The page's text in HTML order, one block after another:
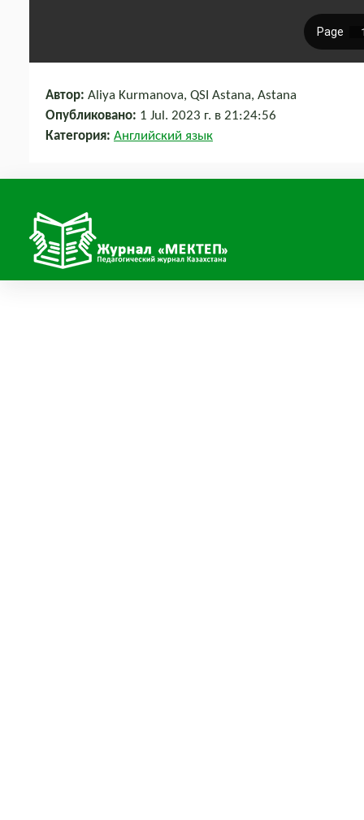
Автор: Aliya Kurmanova, QSI Astana, Astana
Опубликовано: 1 Jul. 2023 г. в 21:24:56
Категория: Английский язык